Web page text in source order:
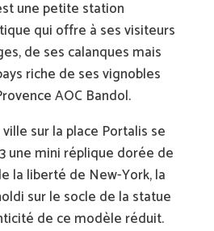
une petite station
qui offre à ses visiteurs
de ses calanques mais
riche de ses vignobles
AOC Bandol.
sur la place Portalis se
une mini réplique dorée de
la liberté de New-York, la
sur le socle de la statue
de ce modèle réduit.